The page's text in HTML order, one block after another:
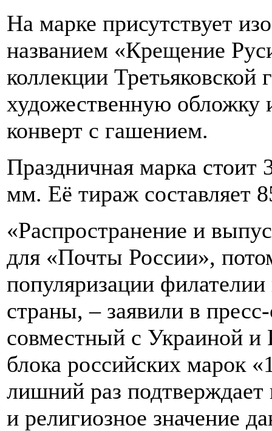
На марке присутствует
названием «Крещение
коллекции Третьяковской
художественную обложку
конверт с гашением.
Праздничная марка стоит
мм. Её тираж составляет
«Распространение и
для «Почты России»,
популяризации
страны, – заявили в
совместный с Украиной и
блока российских марок
лишний раз подтверждает
и религиозное значение